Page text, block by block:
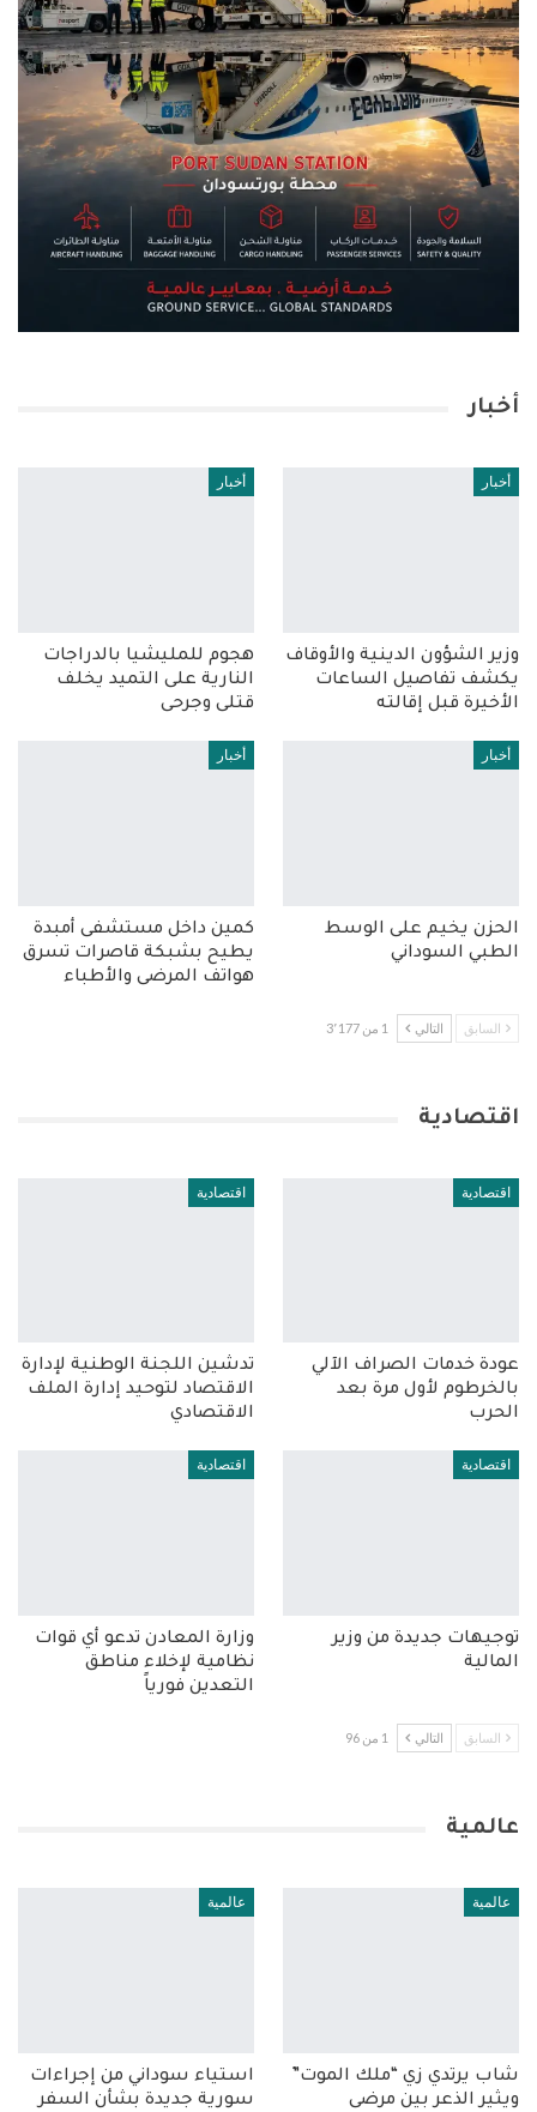
أخبار
أخبار
وزير الشؤون الدينية والأوقاف
يكشف تفاصيل الساعات
الأخيرة قبل إقالته
أخبار
هجوم للمليشيا بالدراجات
النارية على التميد يخلف
قتلى وجرحى
أخبار
الحزن يخيم على الوسط
الطبي السوداني
أخبار
كمين داخل مستشفى أمبدة
يطيح بشبكة قاصرات تسرق
هواتف المرضى والأطباء
السابق التالي 1 من 3٬177
اقتصادية
اقتصادية
عودة خدمات الصراف الآلي
بالخرطوم لأول مرة بعد
الحرب
اقتصادية
تدشين اللجنة الوطنية لإدارة
الاقتصاد لتوحيد إدارة الملف
الاقتصادي
اقتصادية
توجيهات جديدة من وزير
المالية
اقتصادية
وزارة المعادن تدعو أي قوات
نظامية لإخلاء مناطق
التعدين فورياً
السابق التالي 1 من 96
عالمية
عالمية
شاب يرتدي زي “ملك الموت”
ويثير الذعر بين مرضى
عالمية
استياء سوداني من إجراءات
سورية جديدة بشأن السفر